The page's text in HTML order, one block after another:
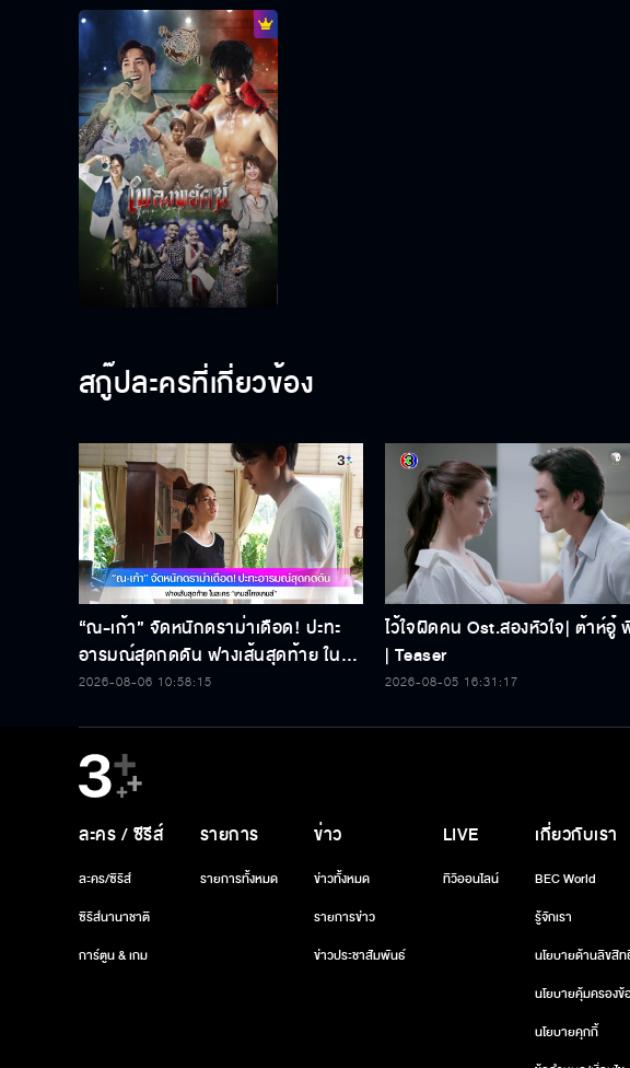
สกู๊ปละครที่เกี่ยวข้อง
“ณ-เก้า” จัดหนักดราม่าเดือด! ปะทะ
อารมณ์สุดกดดัน ฟางเส้นสุดท้าย ใน
ละคร “เกมส์โกงเกมส์”
2026-08-06 10:58:15
ไว้ใจผิดคน Ost.สองหัวใจ| ต้าห์อู๋
| Teaser
2026-08-05 16:31:17
ละคร / ซีรีส์
ละคร/ซีรีส์
ซีรีส์นานาชาติ
การ์ตูน & เกม
รายการ
รายการทั้งหมด
ข่าว
ข่าวทั้งหมด
รายการข่าว
ข่าวประชาสัมพันธ์
LIVE
ทีวีออนไลน์
เกี่ยวกับเรา
BEC World
รู้จักเรา
นโยบายด้านลิขสิ
นโยบายคุ้มครอง
นโยบายคุกกี้